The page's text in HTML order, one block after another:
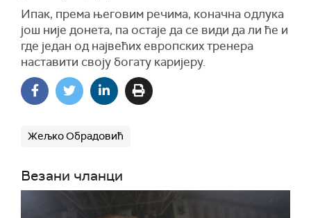
Ипак, према његовим речима, коначна одлука
још није донета, па остаје да се види да ли ће и
где један од највећих европских тренера
наставити своју богату каријеру.
Жељко Обрадовић
Везани чланци